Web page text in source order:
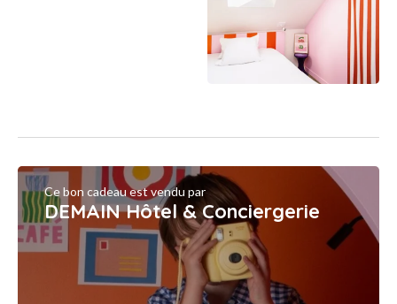
Ce bon cadeau est vendu par
DEMAIN Hôtel & Conciergerie